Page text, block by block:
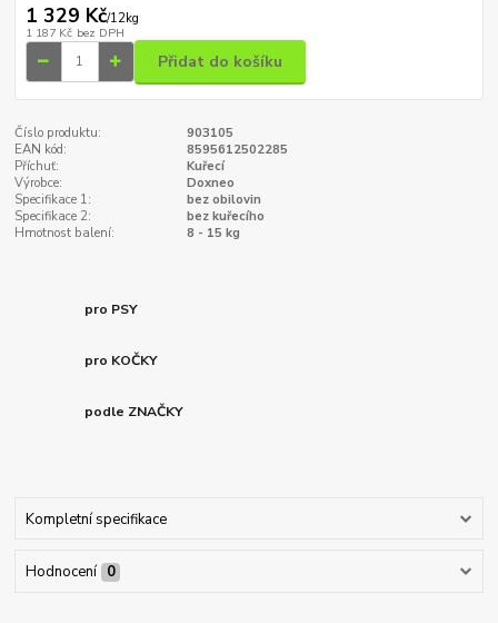
1 329 Kč/12kg
1 187 Kč bez DPH
Přidat do košíku
Číslo produktu:
903105
EAN kód:
8595612502285
Příchuť:
Kuřecí
Výrobce:
Doxneo
Specifikace 1:
bez obilovin
Specifikace 2:
bez kuřecího
Hmotnost balení:
8 - 15 kg
pro PSY
pro KOČKY
podle ZNAČKY
Kompletní specifikace
Hodnocení 0